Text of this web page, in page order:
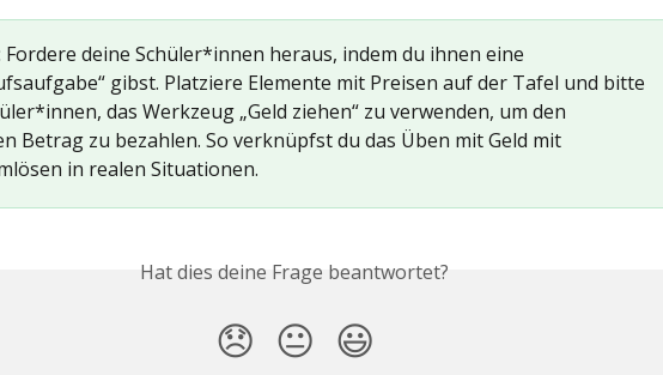
Fordere deine Schüler*innen heraus, indem du ihnen eine
gibst. Platziere Elemente mit Preisen auf der Tafel und bitte
das Werkzeug „Geld ziehen“ zu verwenden, um den
Betrag zu bezahlen. So verknüpfst du das Üben mit Geld mit
in realen Situationen.
Hat dies deine Frage beantwortet?
😞 😐 😃